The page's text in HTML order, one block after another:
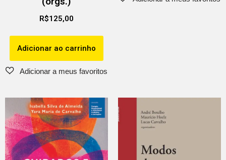
R$125,00
Adicionar ao carrinho